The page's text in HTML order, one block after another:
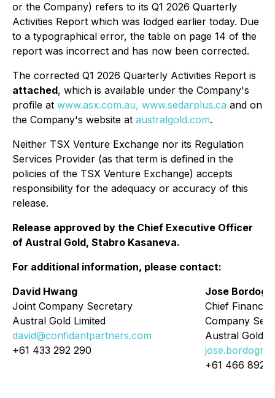
or the Company) refers to its Q1 2026 Quarterly
Activities Report which was lodged earlier today. Due
to a typographical error, the table on page 14 of the
report was incorrect and has now been corrected.
The corrected Q1 2026 Quarterly Activities Report is
attached, which is available under the Company's
profile at www.asx.com.au, www.sedarplus.ca and on
the Company's website at australgold.com.
Neither TSX Venture Exchange nor its Regulation
Services Provider (as that term is defined in the
policies of the TSX Venture Exchange) accepts
responsibility for the adequacy or accuracy of this
release.
Release approved by the Chief Executive Officer
of Austral Gold, Stabro Kasaneva.
For additional information, please contact:
David Hwang
Joint Company Secretary
Austral Gold Limited
david@confidantpartners.com
+61 433 292 290
Jose
Chief
Company
Austral Gold
+61 466 892